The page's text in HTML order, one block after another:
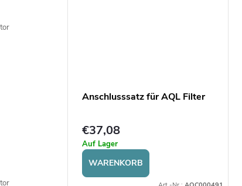
Anschlusssatz für AQL Filter
€37,08
Auf Lager
WARENKORB